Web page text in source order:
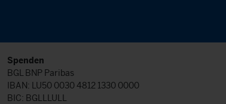
Spenden
BGL BNP Paribas
IBAN: LU50 0030 4812 1330 0000
BIC: BGLLLULL